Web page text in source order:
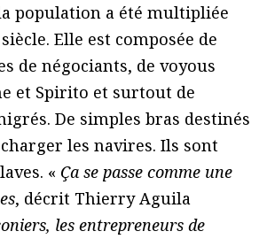
population a été multipliée
Elle est composée de
de négociants, de voyous
et Spirito et surtout de
De simples bras destinés
les navires. Ils sont
« Ça se passe comme une
, décrit Thierry Aguila
les entrepreneurs de